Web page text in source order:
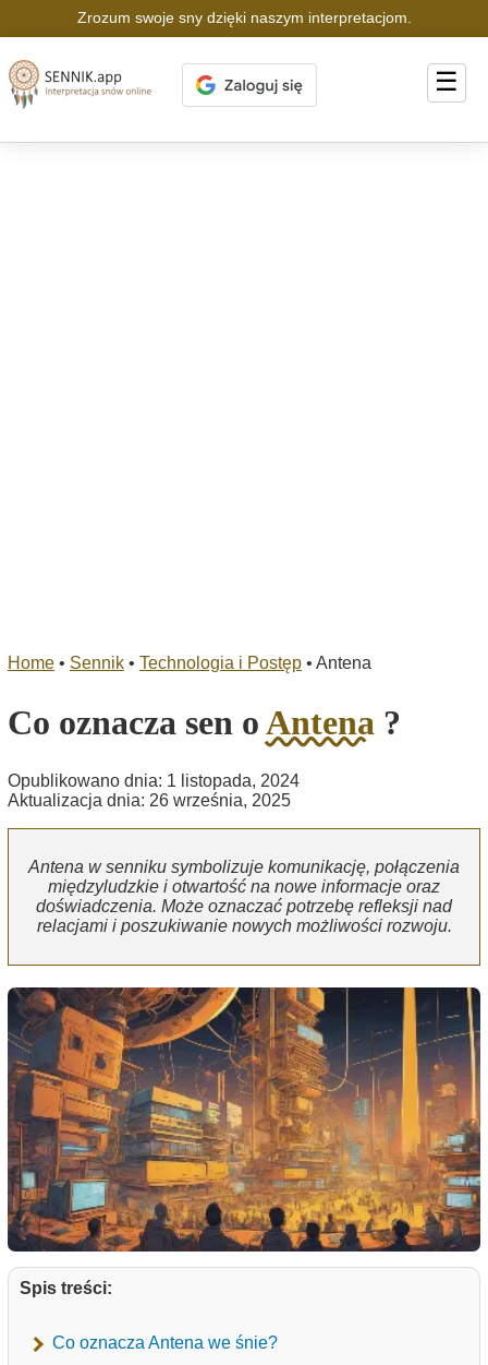
Zrozum swoje sny dzięki naszym interpretacjom.
☰
Home • Sennik • Technologia i Postęp • Antena
Co oznacza sen oAntena ?
Opublikowano dnia: 1 listopada, 2024
Aktualizacja dnia: 26 września, 2025
Antena w senniku symbolizuje komunikację, połączenia
międzyludzkie i otwartość na nowe informacje oraz
doświadczenia. Może oznaczać potrzebę refleksji nad
relacjami i poszukiwanie nowych możliwości rozwoju.
Spis treści:
Co oznacza Antena we śnie?